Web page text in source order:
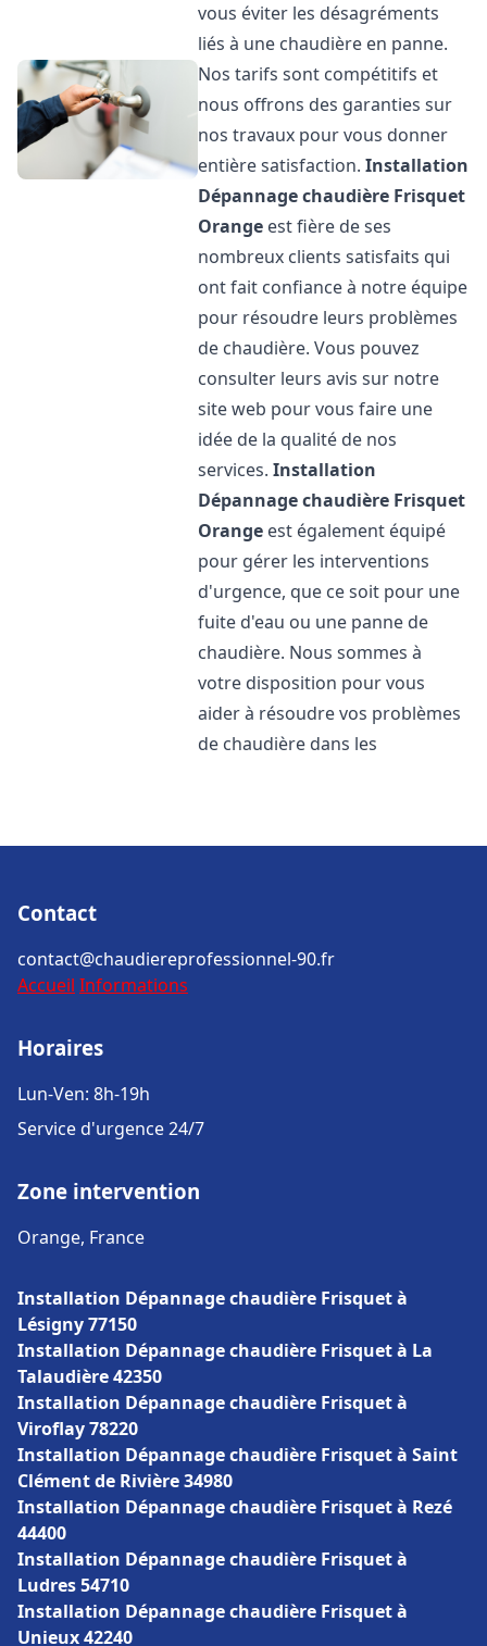
vous éviter les désagréments
liés à une chaudière en panne.
Nos tarifs sont compétitifs et
nous offrons des garanties sur
nos travaux pour vous donner
entière satisfaction.Installation
Dépannage chaudière Frisquet
Orange est fière de ses
nombreux clients satisfaits qui
ont fait confiance à notre équipe
pour résoudre leurs problèmes
de chaudière. Vous pouvez
consulter leurs avis sur notre
site web pour vous faire une
idée de la qualité de nos
services.Installation
Dépannage chaudière Frisquet
Orange est également équipé
pour gérer les interventions
d'urgence, que ce soit pour une
fuite d'eau ou une panne de
chaudière. Nous sommes à
votre disposition pour vous
aider à résoudre vos problèmes
de chaudière dans les
Contact
contact@chaudiereprofessionnel-90.fr
Accueil Informations
Horaires
Lun-Ven: 8h-19h
Service d'urgence 24/7
Zone intervention
Orange, France
Installation Dépannage chaudière Frisquet à
Lésigny 77150
Installation Dépannage chaudière Frisquet à La
Talaudière 42350
Installation Dépannage chaudière Frisquet à
Viroflay 78220
Installation Dépannage chaudière Frisquet à Saint
Clément de Rivière 34980
Installation Dépannage chaudière Frisquet à Rezé
44400
Installation Dépannage chaudière Frisquet à
Ludres 54710
Installation Dépannage chaudière Frisquet à
Unieux 42240